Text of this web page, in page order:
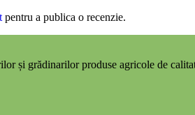
pentru a publica o recenzie.
și grădinarilor produse agricole de